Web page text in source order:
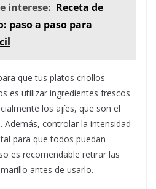
interese: Receta de
paso a paso para
que tus platos criollos
es utilizar ingredientes frescos
los ajíes, que son el
Además, controlar la intensidad
para que todos puedan
es recomendable retirar las
antes de usarlo.